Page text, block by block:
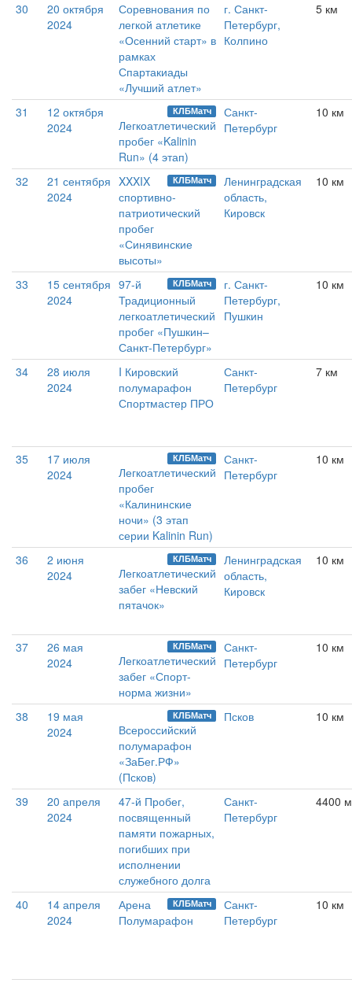
30
20 октября
2024
Соревнования по
легкой атлетике
«Осенний старт» в
рамках
Спартакиады
«Лучший атлет»
г. Санкт-
Петербург,
Колпино
5 км
31
12 октября
2024
КЛБМатч
Легкоатлетический
пробег «Kalinin
Run» (4 этап)
Санкт-
Петербург
10 км
32
21 сентября
2024
КЛБМатч
XXXIX
спортивно-
патриотический
пробег
«Синявинские
высоты»
Ленинградская
область,
Кировск
10 км
33
15 сентября
2024
КЛБМатч
97-й
Традиционный
легкоатлетический
пробег «Пушкин–
Санкт-Петербург»
г. Санкт-
Петербург,
Пушкин
10 км
34
28 июля
2024
I Кировский
полумарафон
Спортмастер ПРО
Санкт-
Петербург
7 км
35
17 июля
2024
КЛБМатч
Легкоатлетический
пробег
«Калининские
ночи» (3 этап
серии Kalinin Run)
Санкт-
Петербург
10 км
36
2 июня
2024
КЛБМатч
Легкоатлетический
забег «Невский
пятачок»
Ленинградская
область,
Кировск
10 км
37
26 мая
2024
КЛБМатч
Легкоатлетический
забег «Спорт-
норма жизни»
Санкт-
Петербург
10 км
38
19 мая
2024
КЛБМатч
Всероссийский
полумарафон
«ЗаБег.РФ»
(Псков)
Псков 10 км
39
20 апреля
2024
47-й Пробег,
посвященный
памяти пожарных,
погибших при
исполнении
служебного долга
Санкт-
Петербург
4400 м
40
14 апреля
2024
КЛБМатч
Арена
Полумарафон
Санкт-
Петербург
10 км